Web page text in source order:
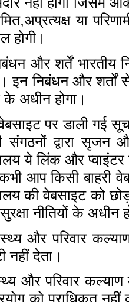
या
होगी।
और शर्तें भारतीय
इन निबंधन और शर्तों
के अधीन होगा।
पर डाली गई
संगठनों द्वारा सृजन
ये लिंक और
आप किसी बाहरी
की वेबसाइट को
नीतियों के अधीन
और परिवार
नहीं देता।
और परिवार
को प्राधिकृत